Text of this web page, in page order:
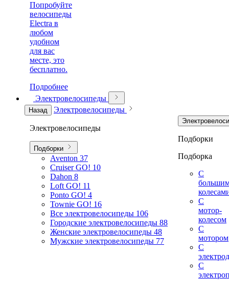
Попробуйте
велосипеды
Electra в
любом
удобном
для вас
месте, это
бесплатно.
Подробнее
Электровелосипеды
Назад Электровелосипеды
Электровелосипеды
Подборки
Aventon 37
Cruiser GO! 10
Dahon 8
Loft GO! 11
Ponto GO! 4
Townie GO! 16
Все электровелосипеды 106
Городские электровелосипеды 88
Женские электровелосипеды 48
Мужские электровелосипеды 77
Подборки
Подборка
С
С
мотор-
колесом
С
мотором
С
С